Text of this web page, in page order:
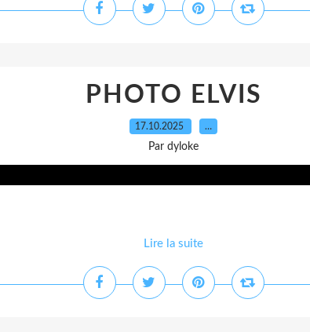
PHOTO ELVIS
17.10.2025 …
Par dyloke
Lire la suite